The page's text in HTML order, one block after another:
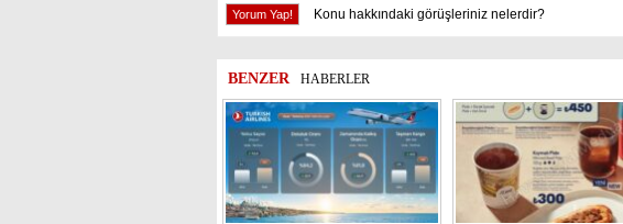
Konu hakkındaki görüşleriniz nelerdir?
BENZER HABERLER